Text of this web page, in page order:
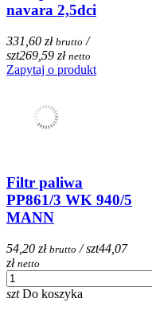
navara 2,5dci
331,60 zł brutto /
szt269,59 zł netto
Zapytaj o produkt
Filtr paliwa
PP861/3 WK 940/5
MANN
54,20 zł brutto / szt44,07
zł netto
szt Do koszyka